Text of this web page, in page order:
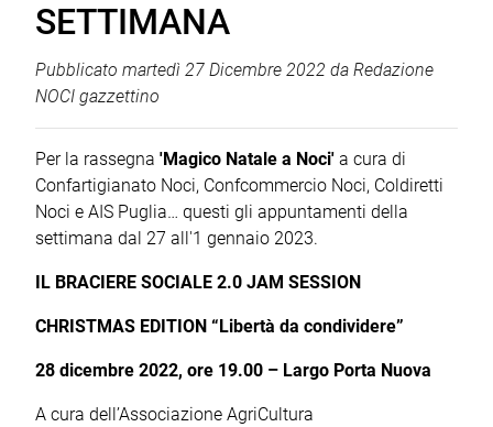
SETTIMANA
Pubblicato martedì 27 Dicembre 2022 da Redazione
NOCI gazzettino
Per la rassegna 'Magico Natale a Noci' a cura di
Confartigianato Noci, Confcommercio Noci, Coldiretti
Noci e AIS Puglia… questi gli appuntamenti della
settimana dal 27 all'1 gennaio 2023.
IL BRACIERE SOCIALE 2.0 JAM SESSION
CHRISTMAS EDITION “Libertà da condividere”
28 dicembre 2022, ore 19.00 – Largo Porta Nuova
A cura dell’Associazione AgriCultura